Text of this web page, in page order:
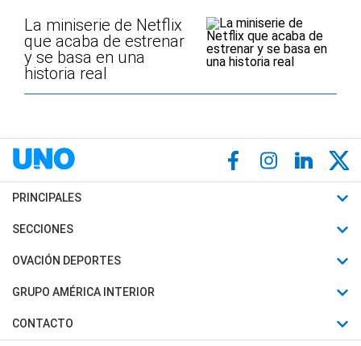
La miniserie de Netflix
que acaba de estrenar
y se basa en una
historia real
PRINCIPALES
Últimas Noticias
Política
Judiciales
SECCIONES
Horóscopo
Motores
Trucos caseros
OVACIÓN DEPORTES
Fútbol
Mundial
Automovilismo
GRUPO AMÉRICA INTERIOR
Canal 7 en Vivo
CONTACTO